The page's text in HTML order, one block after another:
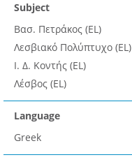
Subject
Βασ. Πετράκος (EL)
Λεσβιακό Πολύπτυχο (EL)
Ι. Δ. Κοντής (EL)
Λέσβος (EL)
Language
Greek